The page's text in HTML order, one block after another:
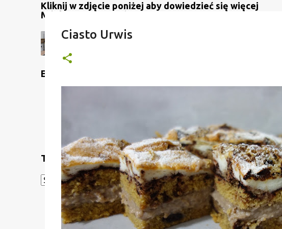
Kliknij w zdjęcie poniżej aby dowiedzieć się więcej
Mój kanał na YouTube
Etykiety
Translate
Powered by Translate
Ciasto Urwis